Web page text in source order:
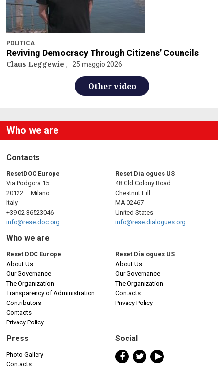
POLITICA
Reviving Democracy Through Citizens’ Councils
Claus Leggewie 25 maggio 2026
Other video
Who we are
Contacts
ResetDOC Europe
Via Podgora 15
20122 – Milano
Italy
+39 02 36523046
info@resetdoc.org
Reset Dialogues US
48 Old Colony Road
Chestnut Hill
MA 02467
United States
info@resetdialogues.org
Who we are
Reset DOC Europe
About Us
Our Governance
The Organization
Transparency of Administration
Contributors
Contacts
Privacy Policy
Reset Dialogues US
About Us
Our Governance
The Organization
Contacts
Privacy Policy
Press
Photo Gallery
Contacts
Social